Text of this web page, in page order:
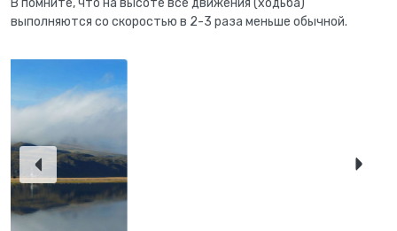
B помните, что на высоте все движения (ходьба)
выполняются со скоростью в 2-3 раза меньше обычной.